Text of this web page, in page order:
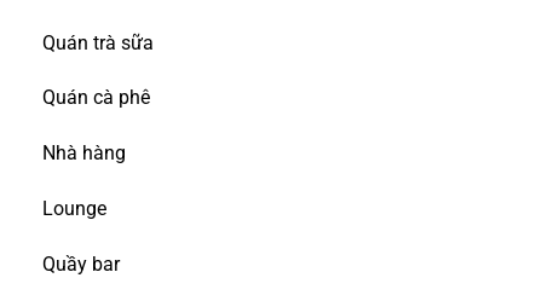
Quán trà sữa
Quán cà phê
Nhà hàng
Lounge
Quầy bar